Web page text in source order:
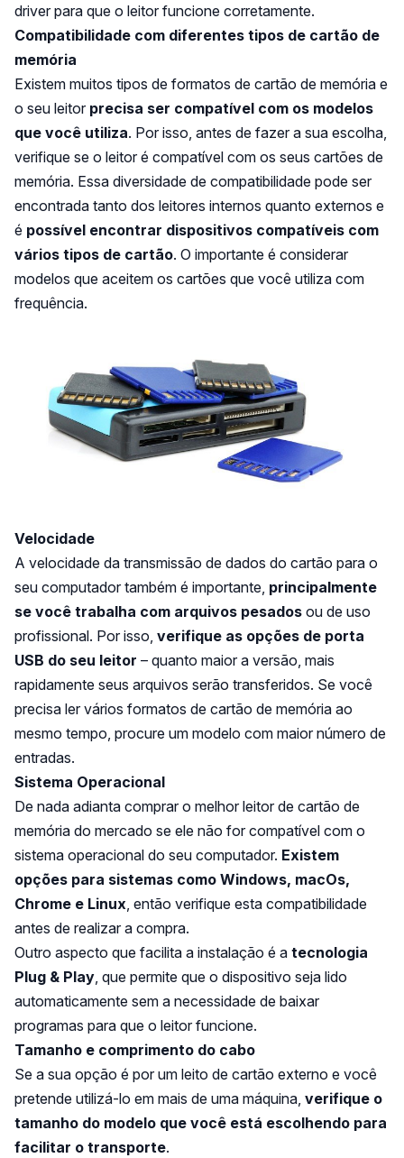
driver para que o leitor funcione corretamente.
Compatibilidade com diferentes tipos de cartão de
memória
Existem muitos tipos de formatos de cartão de memória e
o seu leitor precisa ser compatível com os modelos
que você utiliza. Por isso, antes de fazer a sua escolha,
verifique se o leitor é compatível com os seus cartões de
memória. Essa diversidade de compatibilidade pode ser
encontrada tanto dos leitores internos quanto externos e
é possível encontrar dispositivos compatíveis com
vários tipos de cartão. O importante é considerar
modelos que aceitem os cartões que você utiliza com
frequência.
Velocidade
A velocidade da transmissão de dados do cartão para o
seu computador também é importante, principalmente
se você trabalha com arquivos pesados ou de uso
profissional. Por isso, verifique as opções de porta
USB do seu leitor – quanto maior a versão, mais
rapidamente seus arquivos serão transferidos. Se você
precisa ler vários formatos de cartão de memória ao
mesmo tempo, procure um modelo com maior número de
entradas.
Sistema Operacional
De nada adianta comprar o melhor leitor de cartão de
memória do mercado se ele não for compatível com o
sistema operacional do seu computador. Existem
opções para sistemas como Windows, macOs,
Chrome e Linux , então verifique esta compatibilidade
antes de realizar a compra.
Outro aspecto que facilita a instalação é a tecnologia
Plug & Play , que permite que o dispositivo seja lido
automaticamente sem a necessidade de baixar
programas para que o leitor funcione.
Tamanho e comprimento do cabo
Se a sua opção é por um leito de cartão externo e você
pretende utilizá-lo em mais de uma máquina, verifique o
tamanho do modelo que você está escolhendo para
facilitar o transporte.